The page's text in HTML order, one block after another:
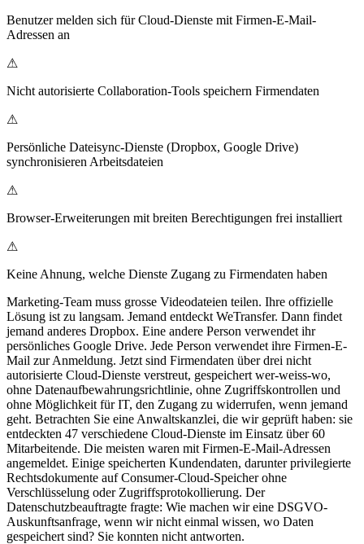
Benutzer melden sich für Cloud-Dienste mit Firmen-E-Mail-
Adressen an
⚠
Nicht autorisierte Collaboration-Tools speichern Firmendaten
⚠
Persönliche Dateisync-Dienste (Dropbox, Google Drive)
synchronisieren Arbeitsdateien
⚠
Browser-Erweiterungen mit breiten Berechtigungen frei installiert
⚠
Keine Ahnung, welche Dienste Zugang zu Firmendaten haben
Marketing-Team muss grosse Videodateien teilen. Ihre offizielle
Lösung ist zu langsam. Jemand entdeckt WeTransfer. Dann findet
jemand anderes Dropbox. Eine andere Person verwendet ihr
persönliches Google Drive. Jede Person verwendet ihre Firmen-E-
Mail zur Anmeldung. Jetzt sind Firmendaten über drei nicht
autorisierte Cloud-Dienste verstreut, gespeichert wer-weiss-wo,
ohne Datenaufbewahrungsrichtlinie, ohne Zugriffskontrollen und
ohne Möglichkeit für IT, den Zugang zu widerrufen, wenn jemand
geht. Betrachten Sie eine Anwaltskanzlei, die wir geprüft haben: sie
entdeckten 47 verschiedene Cloud-Dienste im Einsatz über 60
Mitarbeitende. Die meisten waren mit Firmen-E-Mail-Adressen
angemeldet. Einige speicherten Kundendaten, darunter privilegierte
Rechtsdokumente auf Consumer-Cloud-Speicher ohne
Verschlüsselung oder Zugriffsprotokollierung. Der
Datenschutzbeauftragte fragte: Wie machen wir eine DSGVO-
Auskunftsanfrage, wenn wir nicht einmal wissen, wo Daten
gespeichert sind? Sie konnten nicht antworten.